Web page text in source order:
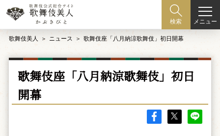
検索 メニュー
歌舞伎美人 ニュース 歌舞伎座「八月納涼歌舞伎」初日開幕
歌舞伎座「八月納涼歌舞伎」初日
開幕